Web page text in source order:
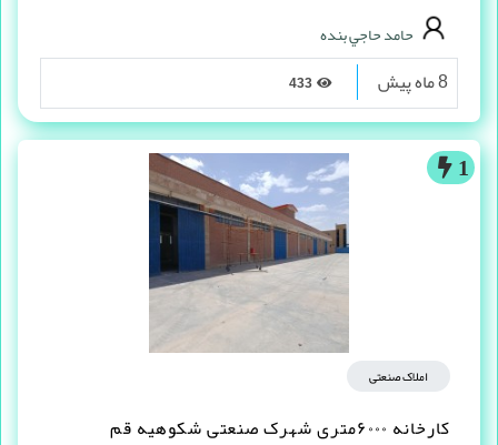
حامد حاجي بنده
8 ماه پیش
1
املاک صنعتی
کارخانه ۶۰۰۰متری شهرک صنعتی شکوهیه قم